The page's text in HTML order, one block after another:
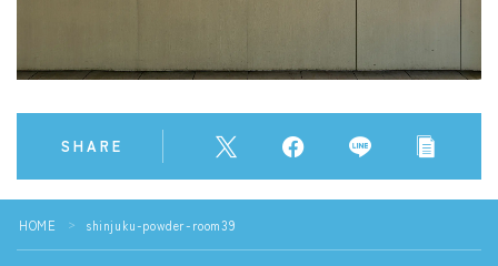
SHARE
HOME ＞ shinjuku-powder-room39